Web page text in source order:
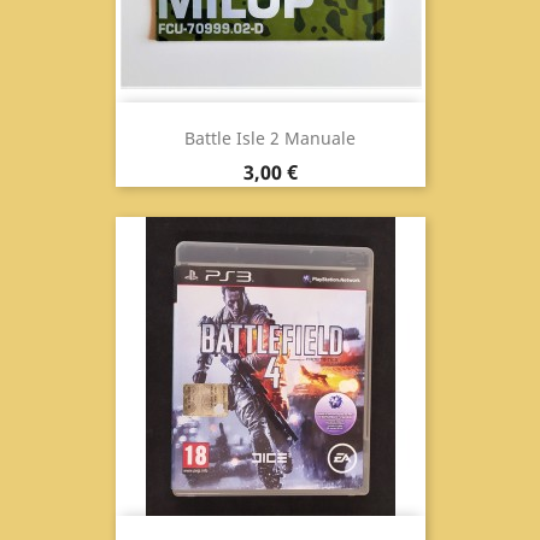
Battle Isle 2 Manuale
Prezzo
3,00 €